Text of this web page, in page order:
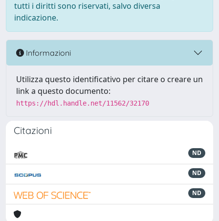
tutti i diritti sono riservati, salvo diversa
indicazione.
Informazioni
Utilizza questo identificativo per citare o creare un
link a questo documento:
https://hdl.handle.net/11562/32170
Citazioni
ND
ND
ND